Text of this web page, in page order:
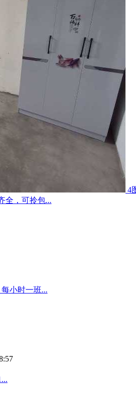
4
全，可拎包...
小时一班...